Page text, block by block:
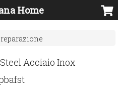
Home
Acciaio Inox